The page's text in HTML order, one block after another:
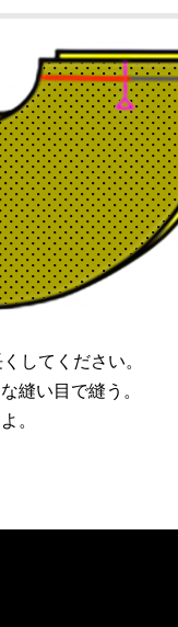
してください。
縫い目で縫う。
。